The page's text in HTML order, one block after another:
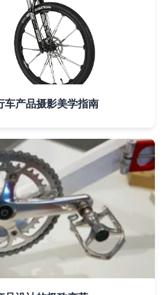
车产品摄影美学指南